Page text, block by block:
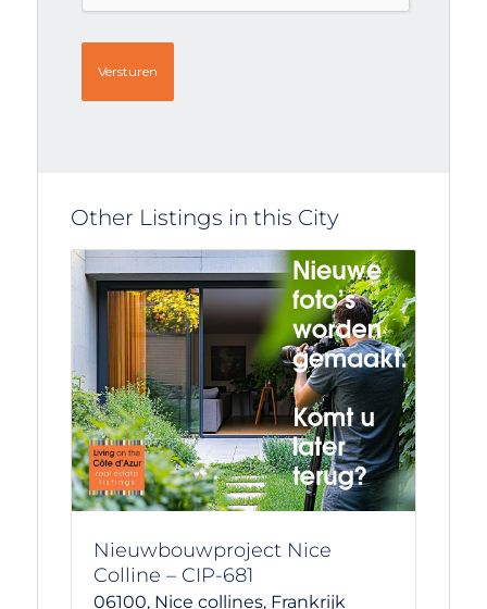
Other Listings in this City
Nieuwbouwproject Nice
Colline – CIP-681
06100, Nice collines, Frankrijk